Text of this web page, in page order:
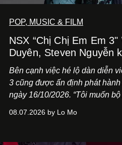
POP, MUSIC & FILM
NSX “Chị Chị Em Em
Duyên, Steven Nguyễn
Bên cạnh việc hé lộ dàn diễn
3 cũng được ấn định phát
ngày 16/10/2026. “Tôi muốn
Việt Nam”, NSX Will Vũ cho biết.
08.07.2026 by Lo Mo